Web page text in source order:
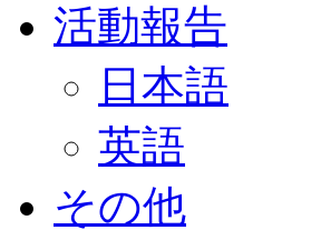
活動報告
日本語
英語
その他